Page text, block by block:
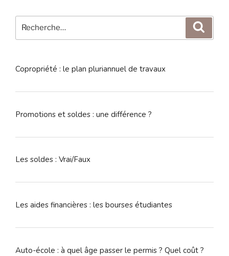
pour
Copropriété : le plan pluriannuel de travaux
Promotions et soldes : une différence ?
Les soldes : Vrai/Faux
Les aides financières : les bourses étudiantes
Auto-école : à quel âge passer le permis ? Quel coût ?